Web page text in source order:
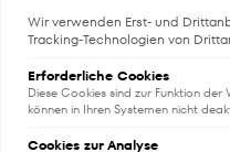
Wir verwenden Erst- und
Tracking-Technologien von
Sie anzupassen, Analysen
Werbung über unsere Websites,
Internet und über Social-
Browsing-Verhalten und zum
Erforderliche Cookies
Diese Cookies sind zur Funktion
können in Ihren Systemen nicht
Aktionen gesetzt, die einer
Cookies zur Analyse
Angebote,
Erfahren Sie als erstes